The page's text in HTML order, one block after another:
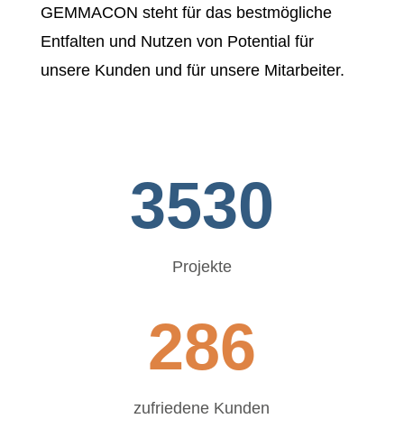
GEMMACON steht für das bestmögliche
Entfalten und Nutzen von Potential für
unsere Kunden und für unsere Mitarbeiter.
3530
Projekte
286
zufriedene Kunden